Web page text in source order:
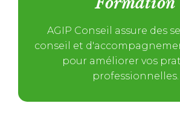
AGIP Conseil assure des
conseil et
pour améliorer vos
professionnelles.